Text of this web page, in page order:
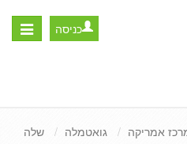
Toggle
כניסה
אמריקה גואטמלה שלה